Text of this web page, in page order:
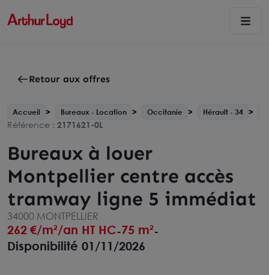
Retour aux offres
Accueil Bureaux - Location Occitanie Hérault - 34
Référence : 2171621-0L
Bureaux à louer
Montpellier centre accès
tramway ligne 5 immédiat
34000 MONTPELLIER
262 €/m²/an HT HC-75 m²-
Disponibilité 01/11/2026